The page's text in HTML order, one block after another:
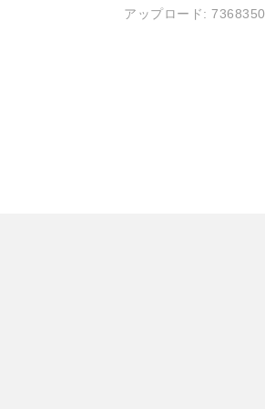
アップロード:7368350